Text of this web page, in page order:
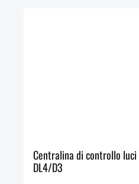
Centralina di controllo luci
DL4/D3